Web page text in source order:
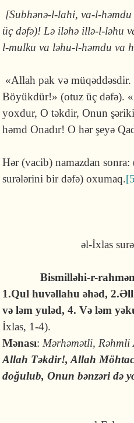
[Subhənə-l-lahi, va-l-
üç dəfə)! Lə iləhə illə-l-­ləhu
l-mulku va ləhu-l-həmdu va
«Allah pak və
Böyükdür!» (otuz üç dəfə).
yox­dur, O təkdir, Onun
həmd Ona­dır! O hər şeyə
Hər (vacib) namazdan
surələrini bir dəfə) oxumaq.
əl-İxlas
Bismilləhi-r-
1.Qul huvəllahu əhəd,
və ləm yuləd, 4. Və ləm
İxlas, 1-4).
Mənası: Mərhəmətli, Rəhmli
Allah Təkdir!, Allah
doğulub, Onun bənzəri də